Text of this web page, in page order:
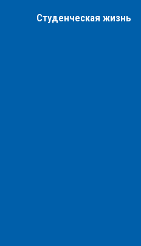
Студенческая жизнь